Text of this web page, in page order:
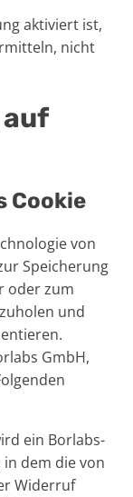
aktiviert ist,
nicht
Cookie
von
Speicherung
oder zum
und
GmbH,
ein Borlabs-
dem die von
Widerruf